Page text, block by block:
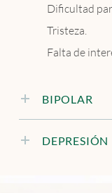
Dificultad
Tristeza.
Falta de
BIPOLAR
DEPRESIÓN